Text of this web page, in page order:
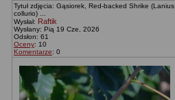
Tytuł zdjęcia: Gąsiorek, Red-backed Shrike (Lanius
collurio) ...
Wysłał: Raftik
Wysłany: Pią 19 Cze, 2026
Odsłon: 61
Oceny: 10
Komentarze: 0